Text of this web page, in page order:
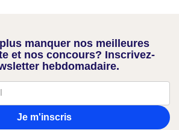
manquer nos meilleures
et nos concours? Inscrivez-
hebdomadaire.
Je m'inscris